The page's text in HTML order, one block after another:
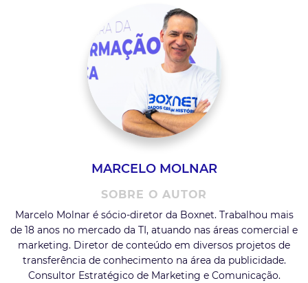
MARCELO MOLNAR
SOBRE O AUTOR
Marcelo Molnar é sócio-diretor da Boxnet. Trabalhou mais
de 18 anos no mercado da TI, atuando nas áreas comercial e
marketing. Diretor de conteúdo em diversos projetos de
transferência de conhecimento na área da publicidade.
Consultor Estratégico de Marketing e Comunicação.